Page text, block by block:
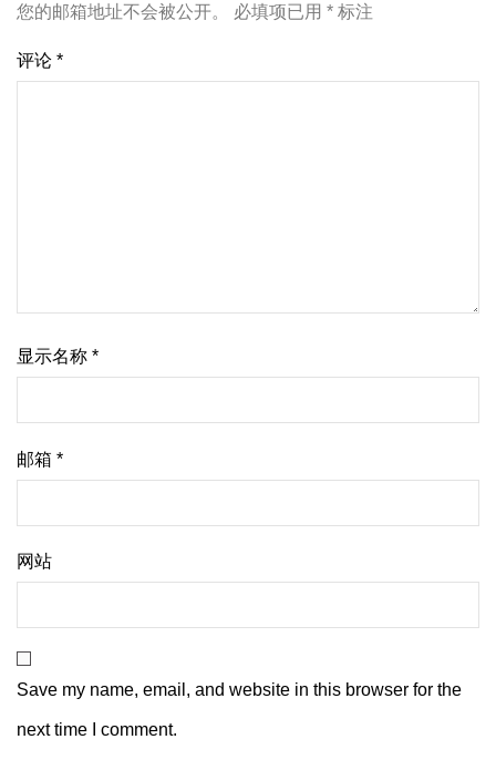
您的邮箱地址不会被公开。 必填项已用 * 标注
评论 *
显示名称 *
邮箱 *
网站
Save my name, email, and website in this browser for the
next time I comment.